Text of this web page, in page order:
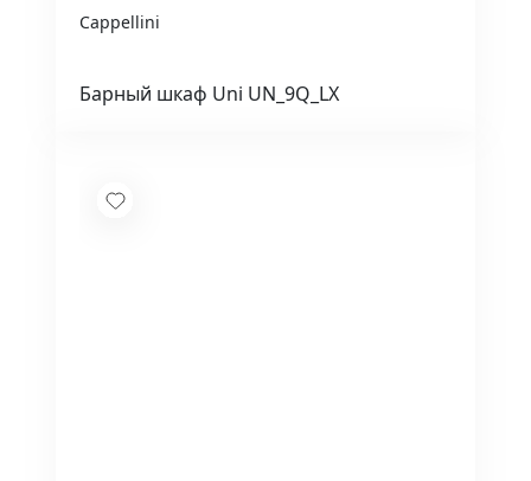
Cappellini
Барный шкаф Uni UN_9Q_LX